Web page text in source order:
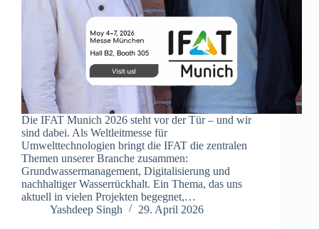
Die IFAT Munich 2026 steht vor der Tür – und wir
sind dabei. Als Weltleitmesse für
Umwelttechnologien bringt die IFAT die zentralen
Themen unserer Branche zusammen:
Grundwassermanagement, Digitalisierung und
nachhaltiger Wasserrückhalt. Ein Thema, das uns
aktuell in vielen Projekten begegnet,…
Yashdeep Singh
29. April 2026